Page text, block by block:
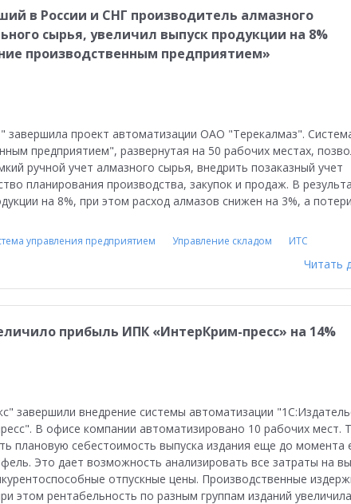
в России и СНГ производитель алмазного
сырья, увеличил выпуск продукции на 8%
производственным предприятием»
завершила проект автоматизации ОАО "Терекалмаз".
предприятием", развернутая на 50 рабочих местах,
ручной учет алмазного сырья, внедрить позаказный учет
планирования производства, закупок и продаж. В
на 8%, при этом расход алмазов снижен на 3%, а
управления предприятием Управление складом ИТС
Читать
прибыль ИПК «ИнтерКрим-пресс» на 14%
завершили внедрение системы автоматизации
В офисе компании автоматизировано 10 рабочих мест.
плановую себестоимость выпуска издания еще до момента
Это дает возможность анализировать все затраты на
отпускные цены. Производственные
этом рентабельность по разным группам изданий